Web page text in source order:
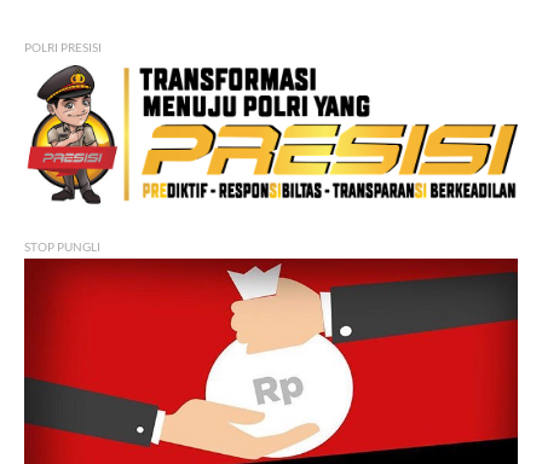
POLRI PRESISI
STOP PUNGLI